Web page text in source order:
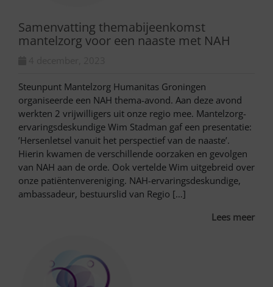
Samenvatting themabijeenkomst
mantelzorg voor een naaste met NAH
Steunpunt Mantelzorg Humanitas Groningen
organiseerde een NAH thema-avond. Aan deze avond
werkten 2 vrijwilligers uit onze regio mee. Mantelzorg-
ervaringsdeskundige Wim Stadman gaf een presentatie:
’Hersenletsel vanuit het perspectief van de naaste’.
Hierin kwamen de verschillende oorzaken en gevolgen
van NAH aan de orde. Ook vertelde Wim uitgebreid over
onze patiëntenvereniging. NAH-ervaringsdeskundige,
ambassadeur, bestuurslid van Regio […]
Lees meer